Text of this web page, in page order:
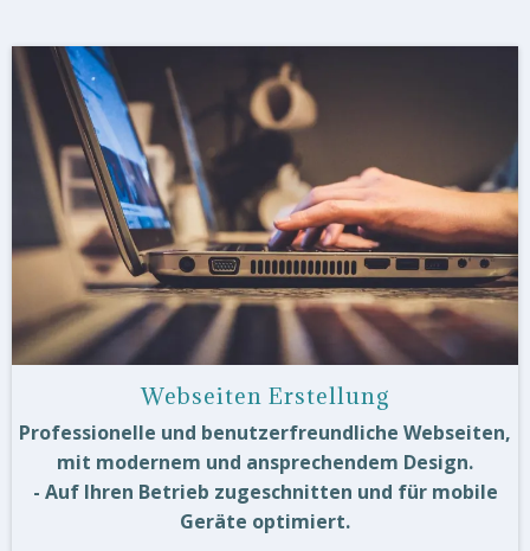
Webseiten Erstellung
Professionelle und benutzerfreundliche Webseiten,
mit modernem und ansprechendem Design.
- Auf Ihren Betrieb zugeschnitten und für mobile
Geräte optimiert.